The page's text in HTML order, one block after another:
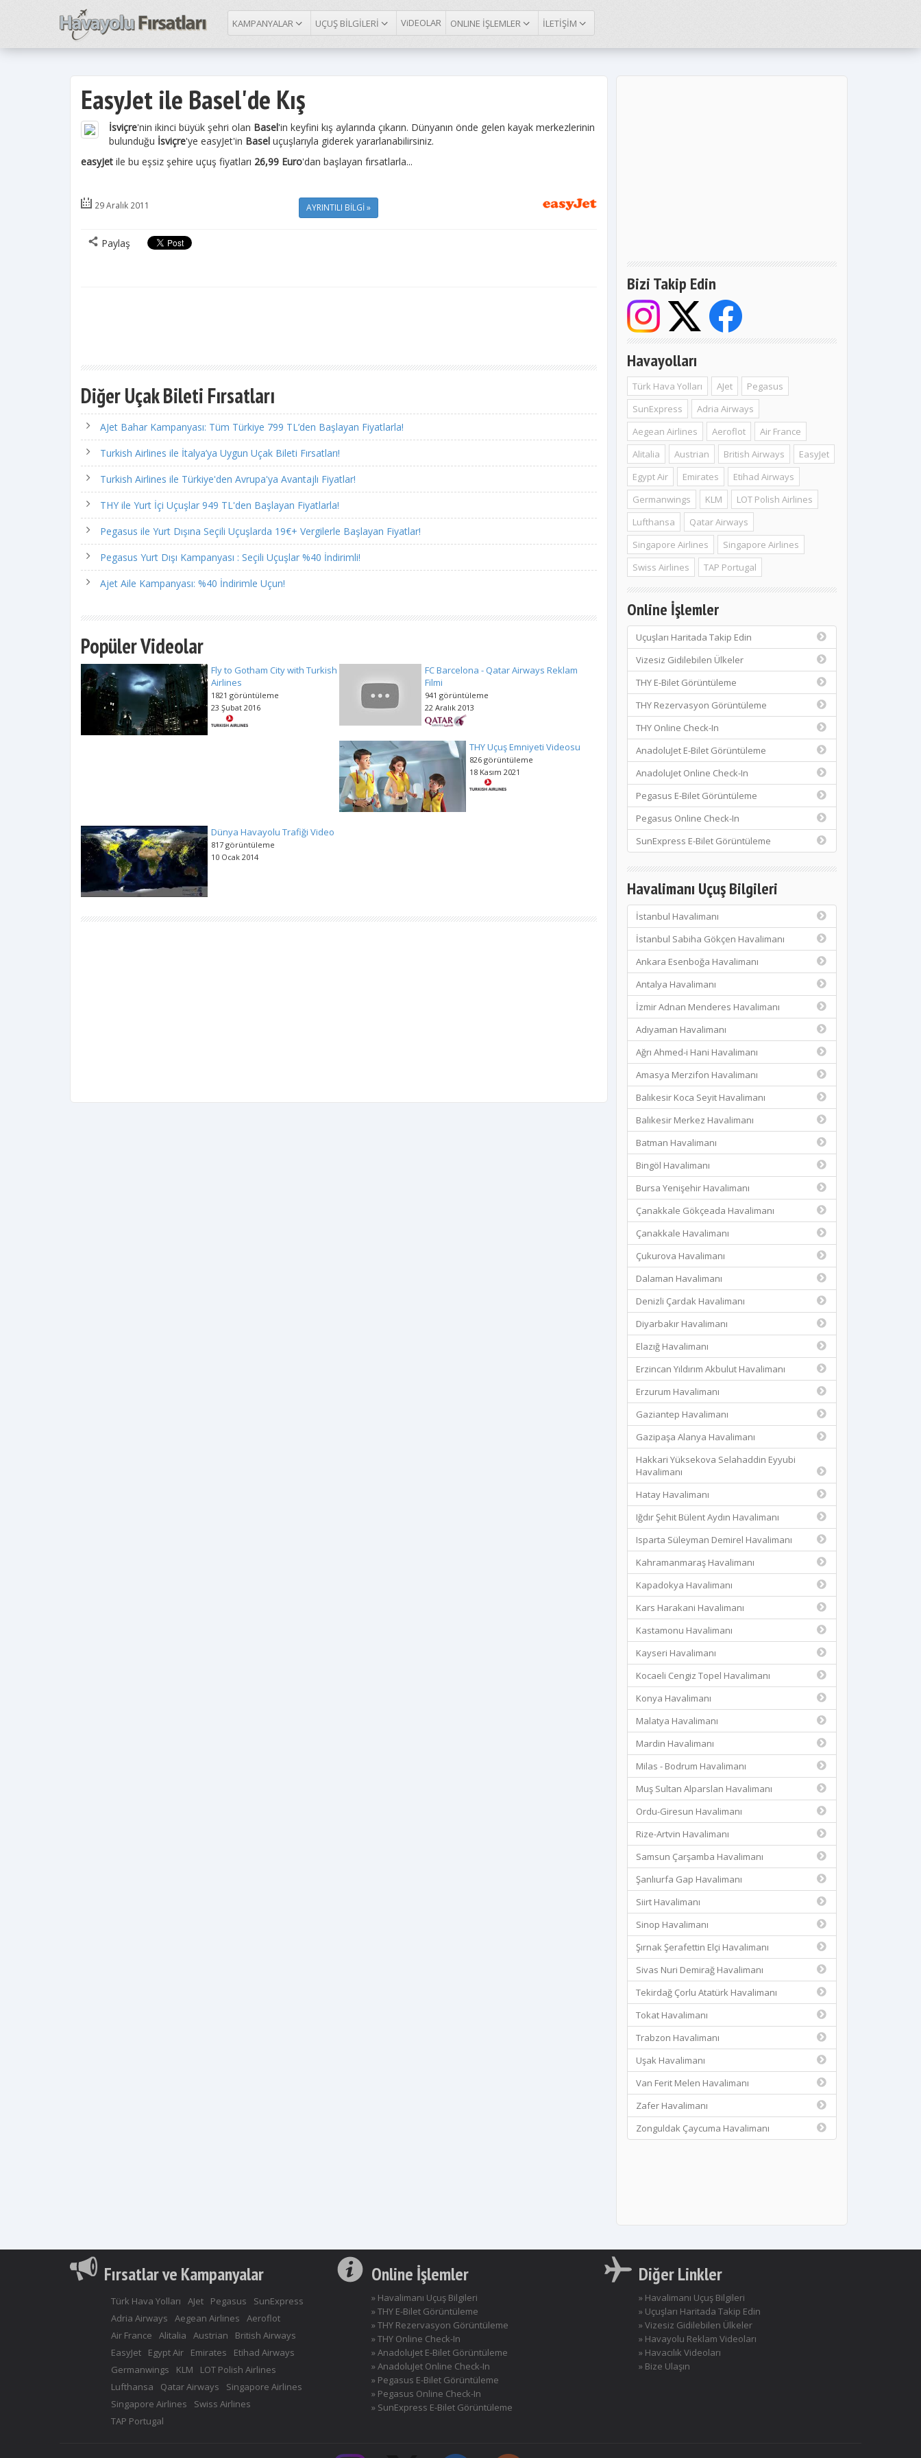
KAMPANYALAR UÇUŞ BİLGİLERİ ViDEOLAR ONLINE İŞLEMLER İLETİŞİM
EasyJet ile Basel'de Kış
İsviçre'nin ikinci büyük şehri olan Basel'in keyfini kış aylarında çıkarın. Dünyanın önde gelen kayak merkezlerinin
bulunduğu İsviçre'ye easyJet'in Basel uçuşlarıyla giderek yararlanabilirsiniz.
easyJet ile bu eşsiz şehire uçuş fiyatları 26,99 Euro'dan başlayan fırsatlarla...
29 Aralık 2011 AYRINTILI BİLGİ »
Paylaş
Diğer Uçak Bileti Fırsatları
AJet Bahar Kampanyası: Tüm Türkiye 799 TL’den Başlayan Fiyatlarla!
Turkish Airlines ile İtalya’ya Uygun Uçak Bileti Fırsatları!
Turkish Airlines ile Türkiye'den Avrupa'ya Avantajlı Fiyatlar!
THY ile Yurt İçi Uçuşlar 949 TL'den Başlayan Fiyatlarla!
Pegasus ile Yurt Dışına Seçili Uçuşlarda 19€+ Vergilerle Başlayan Fiyatlar!
Pegasus Yurt Dışı Kampanyası : Seçili Uçuşlar %40 İndirimli!
Ajet Aile Kampanyası: %40 İndirimle Uçun!
Popüler Videolar
Fly to Gotham City with Turkish
Airlines
1821 görüntüleme
23 Şubat 2016
FC Barcelona - Qatar Airways Reklam
Filmi
941 görüntüleme
22 Aralık 2013
THY Uçuş Emniyeti Videosu
826 görüntüleme
18 Kasım 2021
Dünya Havayolu Trafiği Video
817 görüntüleme
10 Ocak 2014
Bizi Takip Edin
Havayolları
Türk Hava Yolları AJet
Pegasus
SunExpress
Adria Airways
Aegean Airlines
Aeroflot
Air France
Alitalia
Austrian British Airways
EasyJet
Egypt Air
Emirates
Etihad Airways
Germanwings
KLM
LOT Polish Airlines
Lufthansa
Qatar Airways
Singapore Airlines
Singapore Airlines
Swiss Airlines
TAP Portugal
Online İşlemler
Uçuşları Haritada Takip Edin
Vizesiz Gidilebilen Ülkeler
THY E-Bilet Görüntüleme
THY Rezervasyon Görüntüleme
THY Online Check-In
AnadoluJet E-Bilet Görüntüleme
AnadoluJet Online Check-In
Pegasus E-Bilet Görüntüleme
Pegasus Online Check-In
SunExpress E-Bilet Görüntüleme
Havalimanı Uçuş Bilgileri
İstanbul Havalimanı
İstanbul Sabiha Gökçen Havalimanı
Ankara Esenboğa Havalimanı
Antalya Havalimanı
İzmir Adnan Menderes Havalimanı
Adıyaman Havalimanı
Ağrı Ahmed-i Hani Havalimanı
Amasya Merzifon Havalimanı
Balıkesir Koca Seyit Havalimanı
Balıkesir Merkez Havalimanı
Batman Havalimanı
Bingöl Havalimanı
Bursa Yenişehir Havalimanı
Çanakkale Gökçeada Havalimanı
Çanakkale Havalimanı
Çukurova Havalimanı
Dalaman Havalimanı
Denizli Çardak Havalimanı
Diyarbakır Havalimanı
Elazığ Havalimanı
Erzincan Yıldırım Akbulut Havalimanı
Erzurum Havalimanı
Gaziantep Havalimanı
Gazipaşa Alanya Havalimanı
Hakkari Yüksekova Selahaddin Eyyubi
Havalimanı
Hatay Havalimanı
Iğdır Şehit Bülent Aydın Havalimanı
Isparta Süleyman Demirel Havalimanı
Kahramanmaraş Havalimanı
Kapadokya Havalimanı
Kars Harakani Havalimanı
Kastamonu Havalimanı
Kayseri Havalimanı
Kocaeli Cengiz Topel Havalimanı
Konya Havalimanı
Malatya Havalimanı
Mardin Havalimanı
Milas - Bodrum Havalimanı
Muş Sultan Alparslan Havalimanı
Ordu-Giresun Havalimanı
Rize-Artvin Havalimanı
Samsun Çarşamba Havalimanı
Şanlıurfa Gap Havalimanı
Siirt Havalimanı
Sinop Havalimanı
Şırnak Şerafettin Elçi Havalimanı
Sivas Nuri Demirağ Havalimanı
Tekirdağ Çorlu Atatürk Havalimanı
Tokat Havalimanı
Trabzon Havalimanı
Uşak Havalimanı
Van Ferit Melen Havalimanı
Zafer Havalimanı
Zonguldak Çaycuma Havalimanı
Fırsatlar ve Kampanyalar
Türk Hava Yolları AJet Pegasus
SunExpress
Adria Airways
Aegean Airlines
Aeroflot
Air France
Alitalia Austrian
British Airways
EasyJet
Egypt Air Emirates
Etihad Airways
Germanwings
KLM
LOT Polish Airlines
Lufthansa
Qatar Airways
Singapore Airlines
Singapore Airlines
Swiss Airlines
TAP Portugal
Online İşlemler
» Havalimanı Uçuş Bilgileri
» THY E-Bilet Görüntüleme
» THY Rezervasyon Görüntüleme
» THY Online Check-In
» AnadoluJet E-Bilet Görüntüleme
» AnadoluJet Online Check-In
» Pegasus E-Bilet Görüntüleme
» Pegasus Online Check-In
» SunExpress E-Bilet Görüntüleme
Diğer Linkler
» Havalimanı Uçuş Bilgileri
» Uçuşları Haritada Takip Edin
» Vizesiz Gidilebilen Ülkeler
» Havayolu Reklam Videoları
» Havacılık Videoları
» Bize Ulaşın